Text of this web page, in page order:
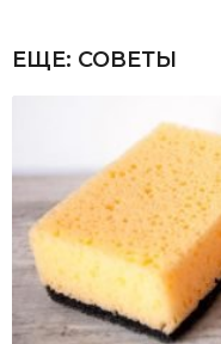
ЕЩЕ: СОВЕТЫ